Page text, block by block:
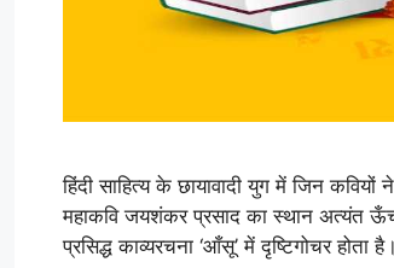
हिंदी साहित्य के छायावादी युग में जिन
महाकवि जयशंकर प्रसाद का स्थान अत्यंत
प्रसिद्ध काव्यरचना ‘आँसू’ में दृष्टिगोचर